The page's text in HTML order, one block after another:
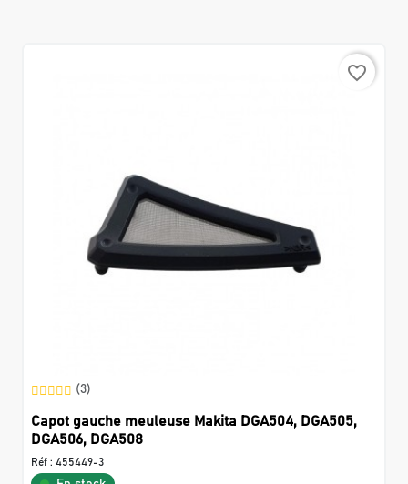
favorite_border
(3)
Capot gauche meuleuse Makita DGA504, DGA505,
DGA506, DGA508
Réf : 455449-3